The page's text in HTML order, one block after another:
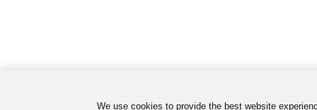
We use cookies to provide the best website